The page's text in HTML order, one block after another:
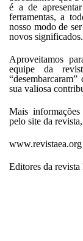
é a de
ferramentas, a
nosso modo de
novos significados.
Aproveitamos
equipe da
sua valiosa
Mais
pelo site da
www.revistaea.org
Editores da